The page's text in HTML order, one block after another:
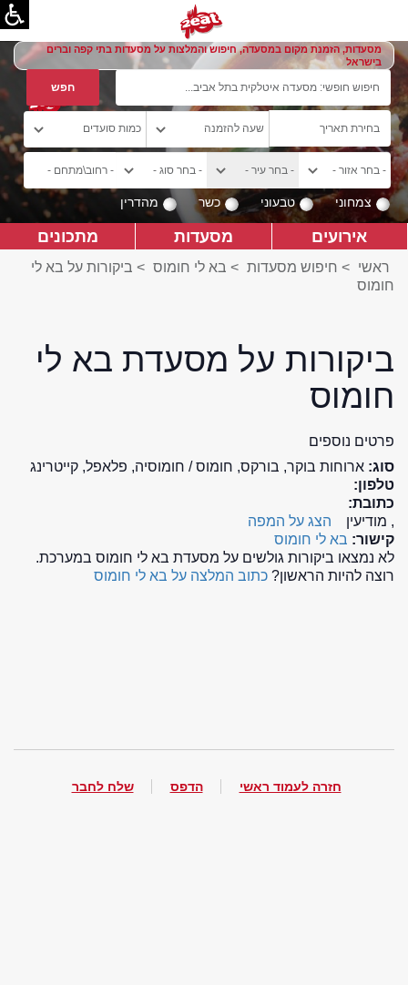
מסעדות, הזמנת מקום במסעדה, חיפוש והמלצות על מסעדות בתי קפה וברים
בישראל
צמחוני טבעוני כשר מהדרין
אירועים מסעדות מתכונים
ראשי > חיפוש מסעדות > בא לי חומוס > ביקורות על בא לי
חומוס
ביקורות על מסעדת בא לי
חומוס
פרטים נוספים
סוג: ארוחות בוקר, בורקס, חומוס / חומוסיה, פלאפל, קייטרינג
טלפון:
כתובת:
, מודיעין
הצג על המפה
קישור: בא לי חומוס
לא נמצאו ביקורות גולשים על מסעדת בא לי חומוס במערכת.
רוצה להיות הראשון? כתוב המלצה על בא לי חומוס
חזרה לעמוד ראשי הדפס שלח לחבר